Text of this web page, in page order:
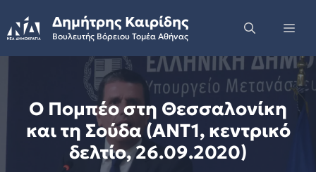
to
content
Δημήτρης Καιρίδης
Βουλευτής Βόρειου Τομέα Αθήνας
Ο Πομπέο στη Θεσσαλονίκη
και τη Σούδα (ΑΝΤ1, κεντρικό
δελτίο, 26.09.2020)